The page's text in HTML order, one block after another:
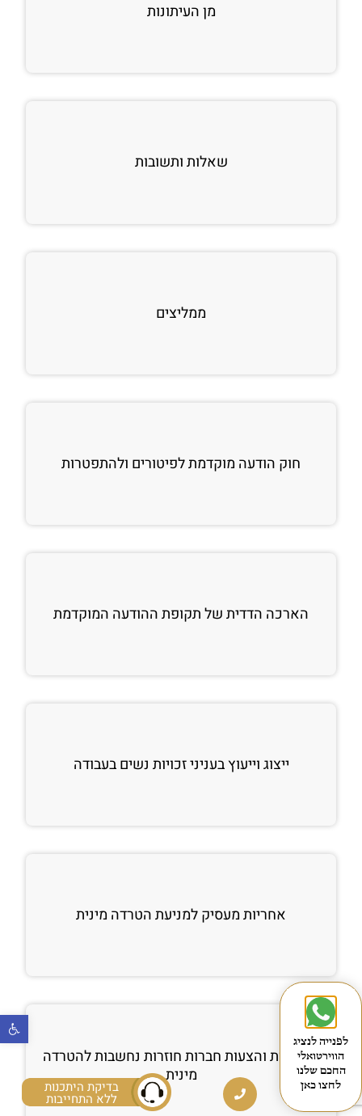
בדיקת היתכנות
ללא התחייבות
מן העיתונות
שאלות ותשובות
ממליצים
חוק הודעה מוקדמת לפיטורים ולהתפטרות
הארכה הדדית של תקופת ההודעה המוקדמת
ייצוג וייעוץ בעניני זכויות נשים בעבודה
אחריות מעסיק למניעת הטרדה מינית
מחמאות והצעות חברות חוזרות נחשבות להטרדה
מינית
לפנייה לנציג
הווירטואלי
החכם שלנו
לחצו כאן